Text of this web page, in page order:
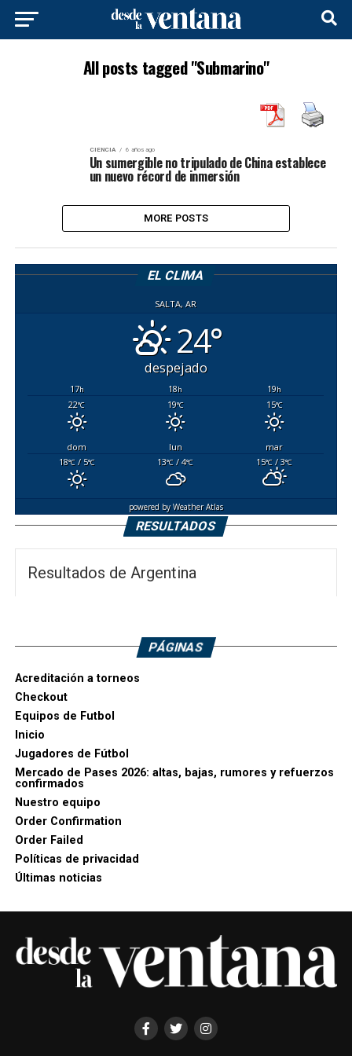
All posts tagged "Submarino"
CIENCIA 6 años ago
Un sumergible no tripulado de China establece
un nuevo récord de inmersión
MORE POSTS
EL CLIMA
SALTA, AR
24°
despejado
17h 18h 19h
22°C 19°C 15°C
dom lun
mar
18°C/ 5°C 13°C / 4°C 15°C / 3°C
powered byWeather Atlas
RESULTADOS
Resultados de Argentina
PÁGINAS
Acreditación a torneos
Checkout
Equipos de Futbol
Inicio
Jugadores de Fútbol
Mercado de Pases 2026: altas, bajas, rumores y refuerzos
confirmados
Nuestro equipo
Order Confirmation
Order Failed
Políticas de privacidad
Últimas noticias